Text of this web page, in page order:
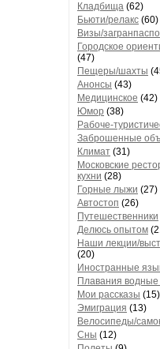
Кладбища (62)
Бьюти/релакс (60)
Визы/
Городское
(47)
Пещеры/шахты
Анонсы (43)
Медицинское (42)
Юмор (38)
Рабоче-
Заброшенные
Климат (31)
Московские
кухни (28)
Горные лыжи (27)
Автостоп (26)
Путешественники
Делюсь опытом
Наши лекции/
(20)
Иностранные
Плавания
Мои рассказы (15)
Эмиграция (13)
Велосипеды/
Сны (12)